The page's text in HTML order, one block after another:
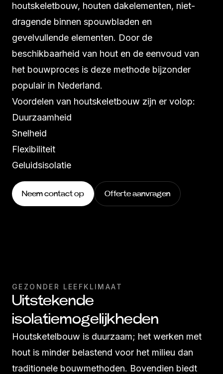
houtskeletbouw, houten dakelementen, niet-
dragende binnen spouwbladen en
gevelvullende elementen. Door de
beschikbaarheid van hout en de eenvoud van
het bouwproces is deze methode bijzonder
populair in Nederland.
Voordelen van houtskeletbouw zijn er volop:
Duurzaamheid
Snelheid
Flexibiliteit
Geluidsisolatie
Neem contact op Offerte aanvragen
GEZONDER LEEFKLIMAAT
Uitstekende
isolatiemogelijkheden
Houtsketelbouw is duurzaam; het werken met
hout is minder belastend voor het milieu dan
traditionele bouwmethoden. Bovendien biedt